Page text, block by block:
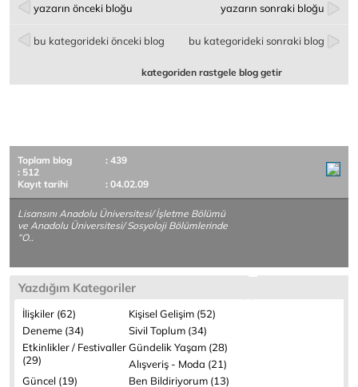
yazarın önceki bloğu yazarın sonraki bloğu
bu kategorideki önceki blog bu kategorideki sonraki blog
kategoriden rastgele blog getir
Toplam blog
: 439
: 512
Kayıt tarihi
: 04.02.09
Lisansını Anadolu Üniversitesi/ İşletme Bölümü
ve Anadolu Üniversitesi/ Sosyoloji Bölümlerinde
“O..
Yazdığım Kategoriler
İlişkiler (62)
Kişisel Gelişim (52)
Deneme (34)
Sivil Toplum (34)
Etkinlikler / Festivaller
(29)
Gündelik Yaşam (28)
Alışveriş - Moda (21)
Güncel (19)
Ben Bildiriyorum (13)